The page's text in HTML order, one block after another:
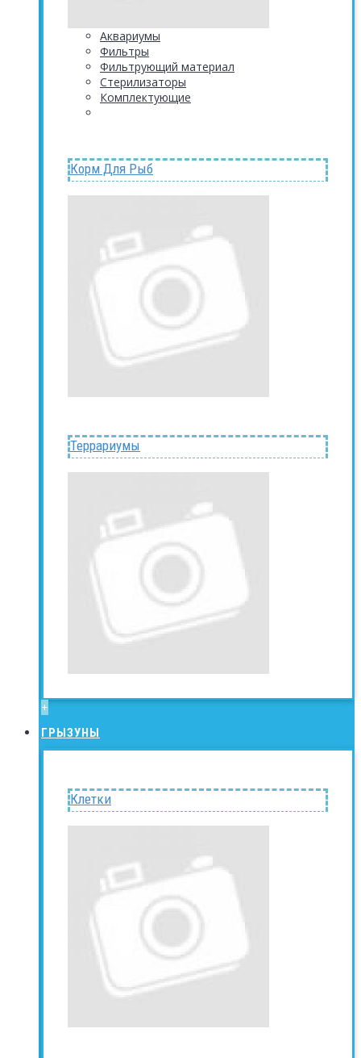
Аквариумы
Фильтры
Фильтрующий материал
Стерилизаторы
Комплектующие
Корм Для Рыб
Террариумы
+
ГРЫЗУНЫ
Клетки